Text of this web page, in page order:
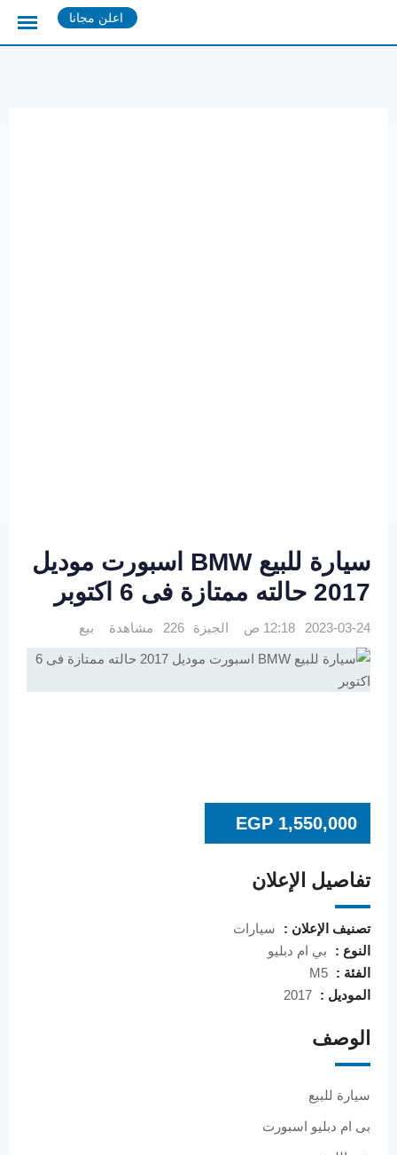
اعلن مجانا
سيارة للبيع BMW اسبورت موديل
2017 حالته ممتازة فى 6 اكتوبر
2023-03-24 12:18 ص الجيزة 226 مشاهدة بيع
EGP 1,550,000
تفاصيل الإعلان
تصنيف الإعلان :
سيارات
النوع :
بي ام دبليو
الفئة : M5
الموديل : 2017
الوصف
سيارة للبيع
بى ام دبليو اسبورت